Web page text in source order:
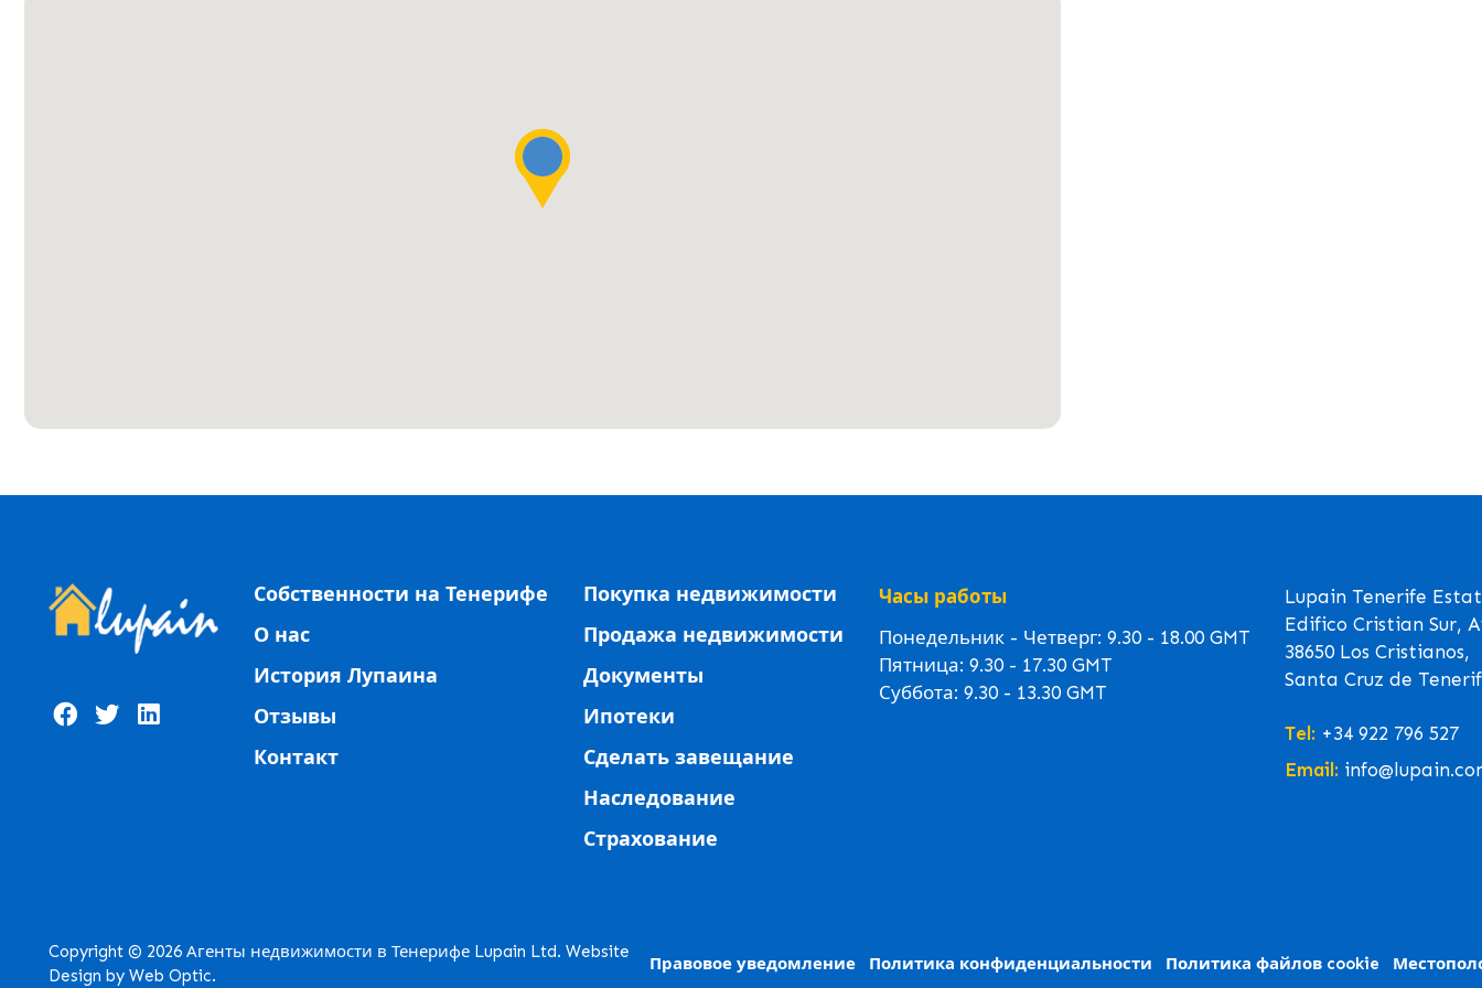
Собственности на Тенерифе
О нас
История Лупаина
Отзывы
Контакт
Покупка недвижимости
Продажа недвижимости
Документы
Ипотеки
Сделать завещание
Наследование
Страхование
Часы работы
Понедельник - Четверг: 9.30 - 18.00 GMT
Пятница: 9.30 - 17.30 GMT
Суббота: 9.30 - 13.30 GMT
Lupain Tenerife
Edifico Cristian Sur,
38650 Los Cristianos,
Santa Cruz de
Tel: +34 922 796 527
Email:
Copyright © 2026 Агенты недвижимости в Тенерифе Lupain Ltd. Website
Design by Web Optic.
Правовое уведомление Политика конфиденциальности Политика файлов cookie